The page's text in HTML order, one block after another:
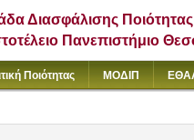
Διασφάλισης Ποιότητας
Πανεπιστήμιο
Ποιότητας ΜΟΔΙΠ